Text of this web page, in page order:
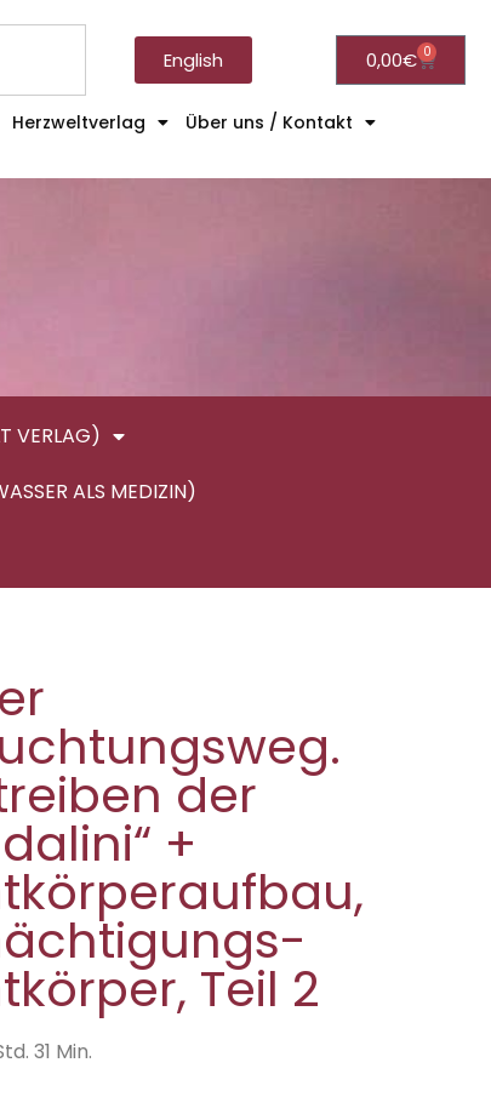
English 0,00€ 0
Herzweltverlag
Über uns / Kontakt
VERLAG)
ALS MEDIZIN)
der
+
Teil 2
31 Min.